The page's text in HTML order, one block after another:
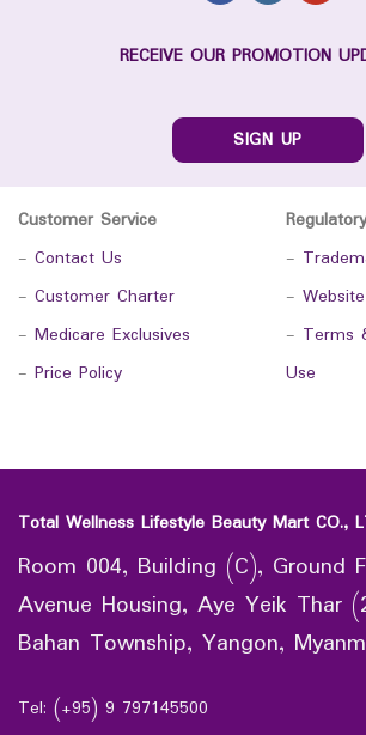
RECEIVE OUR PROMOTION
SIGN UP
Customer Service
- Contact Us
- Customer Charter
- Medicare Exclusives
- Price Policy
-
-
- Terms
Use
Total Wellness Lifestyle Beauty Mart CO.,
Room 004, Building (C), Ground
Avenue Housing, Aye Yeik Thar
Bahan Township, Yangon,
Tel: (+95) 9 797145500